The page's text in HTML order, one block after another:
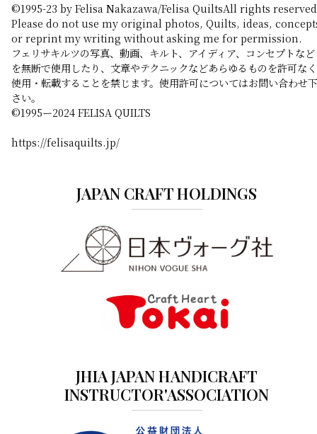
©1995-23 by Felisa Nakazawa/Felisa QuiltsAll rights
Please do not use my original photos, Quilts, ideas,
or reprint my writing without asking me for permission.
フェリサキルツの写真、動画、キルト、アイディア、コンセプトなど
を無断で使用したり、文章やテクニックなどあらゆるものを許可なく
使用・転載することを禁じます。使用許可についてはお問い合わせ下
さい。
©️1995ー2024 FELISA QUILTS
https://felisaquilts.jp/
JAPAN CRAFT HOLDINGS
JHIA JAPAN HANDICRAFT
INSTRUCTOR'ASSOCIATION